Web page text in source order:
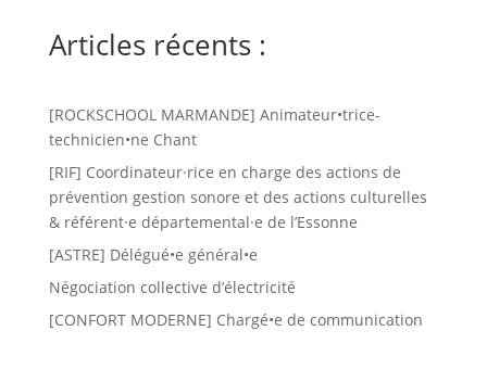
Articles récents :
[ROCKSCHOOL MARMANDE] Animateur•trice-
technicien•ne Chant
[RIF] Coordinateur·rice en charge des actions de
prévention gestion sonore et des actions culturelles
& référent·e départemental·e de l’Essonne
[ASTRE] Délégué•e général•e
Négociation collective d’électricité
[CONFORT MODERNE] Chargé•e de communication